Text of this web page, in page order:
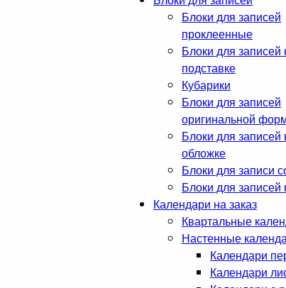
Блоки для записей
проклеенные
Блоки для записей
подставке
Кубарики
Блоки для записей
оригинальной
Блоки для записей
обложке
Блоки для записи
Блоки для записей
Календари на заказ
Квартальные
Настенные
Календари
Календари